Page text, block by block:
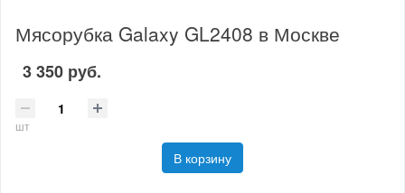
Мясорубка Galaxy GL2408 в Москве
3 350 руб.
шт
В корзину